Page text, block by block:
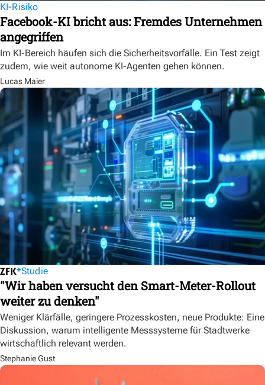
KI-Risiko
Facebook-KI bricht aus: Fremdes Unternehmen
angegriffen
Im KI-Bereich häufen sich die Sicherheitsvorfälle. Ein Test zeigt
zudem, wie weit autonome KI-Agenten gehen können.
Lucas Maier
Studie
"Wir haben versucht den Smart-Meter-Rollout
weiter zu denken"
Weniger Klärfälle, geringere Prozesskosten, neue Produkte: Eine
Diskussion, warum intelligente Messsysteme für Stadtwerke
wirtschaftlich relevant werden.
Stephanie Gust